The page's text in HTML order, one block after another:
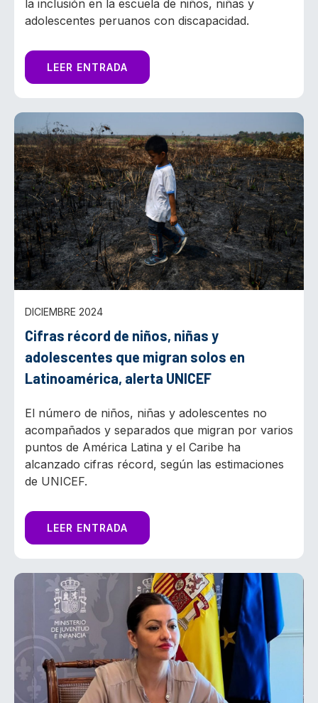
la inclusión en la escuela de niños, niñas y
adolescentes peruanos con discapacidad.
LEER ENTRADA
DICIEMBRE 2024
Cifras récord de niños, niñas y
adolescentes que migran solos en
Latinoamérica, alerta UNICEF
El número de niños, niñas y adolescentes no
acompañados y separados que migran por varios
puntos de América Latina y el Caribe ha
alcanzado cifras récord, según las estimaciones
de UNICEF.
LEER ENTRADA